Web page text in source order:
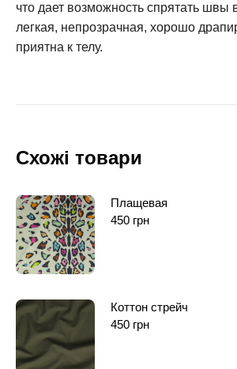
что дает возможность спрятать швы
легкая, непрозрачная, хорошо
приятна к телу.
Схожі товари
Плащевая
450 грн
Коттон стрейч
450 грн